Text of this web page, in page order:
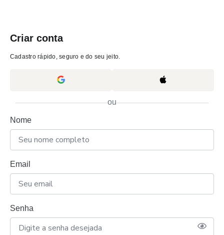
Criar conta
Cadastro rápido, seguro e do seu jeito.
ou
Nome
Email
Senha